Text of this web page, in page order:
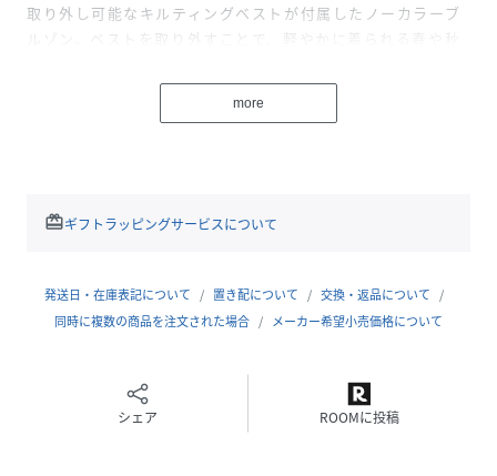
取り外し可能なキルティングベストが付属したノーカラーブ
ルゾン。ベストを取り外すことで、軽やかに着られる春や秋
テムです。シンプルで洗練されたデザインがどんなコーディ
ネートにも合わせやすく、デイリーに着回せます。
【POINT】
・長い期間着用できる季節を選ばないデザイン
・カジュアルからきれいめまで幅広く対応
more
redeemギフトラッピングサービスについて
発送日・在庫表記について 置き配について
交換・返品について
同時に複数の商品を注文された場合
メーカー希望小売価格について
シェア ROOMに投稿